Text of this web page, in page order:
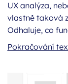
UX analýza,
vlastně taková
Odhaluje, co
Pokračování